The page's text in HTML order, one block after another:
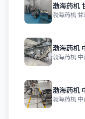
渤海药机
渤海药机
渤海药机
渤海药机
渤海药机
渤海药机